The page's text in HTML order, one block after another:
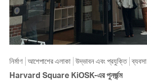
নির্মাণ আশেপাশের এলাকা উদ্ভাবন এবং প্রযুক্তি ব্যবসা
Harvard Square KiOSK-এর পুনর্জন্ম